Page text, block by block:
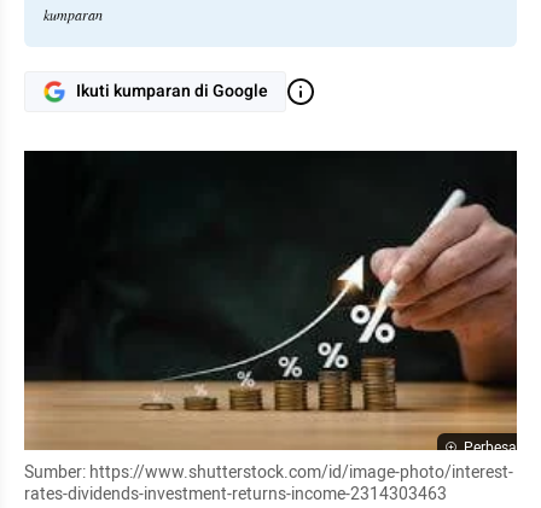
kumparan
Ikuti kumparan di Google
Perbesar
Sumber: https://www.shutterstock.com/id/image-photo/interest-
rates-dividends-investment-returns-income-2314303463